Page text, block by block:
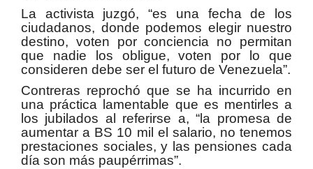
La activista juzgó, “es una fecha de los
ciudadanos, donde podemos elegir nuestro
destino, voten por conciencia no permitan
que nadie los obligue, voten por lo que
consideren debe ser el futuro de Venezuela”.
Contreras reprochó que se ha incurrido en
una práctica lamentable que es mentirles a
los jubilados al referirse a, “la promesa de
aumentar a BS 10 mil el salario, no tenemos
prestaciones sociales, y las pensiones cada
día son más paupérrimas”.